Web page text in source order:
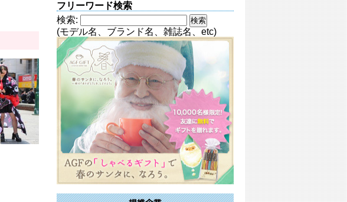
フリーワード検索
検索:
(モデル名、ブランド名、雑誌名、etc)